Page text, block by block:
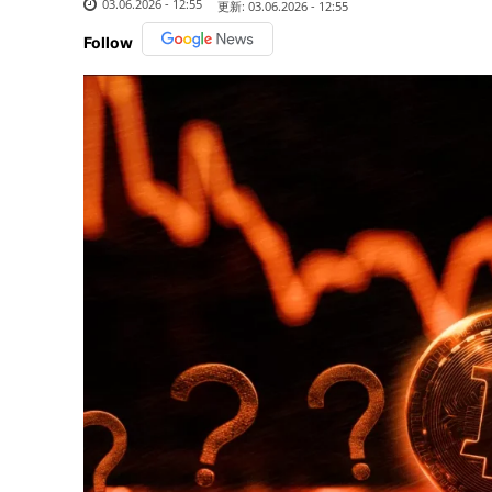
03.06.2026 - 12:55 更新: 03.06.2026 - 12:55
Follow